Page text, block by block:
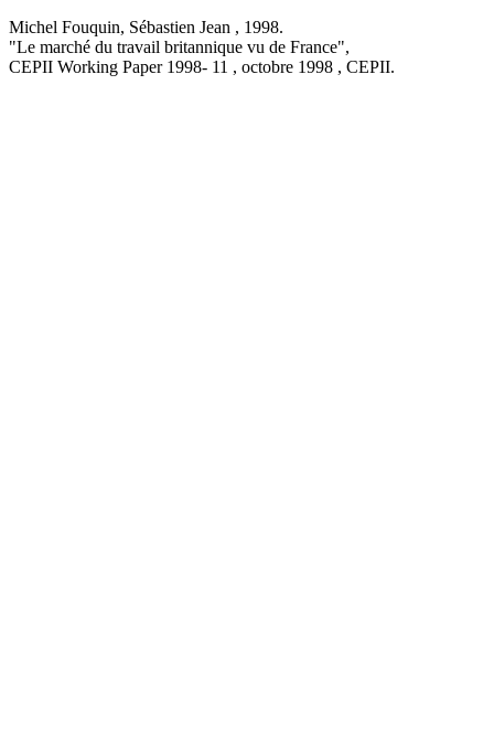
Michel Fouquin, Sébastien Jean , 1998.
"Le marché du travail britannique vu de France",
CEPII Working Paper 1998- 11 , octobre 1998 , CEPII.